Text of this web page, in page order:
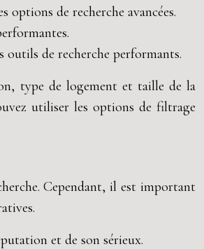
options de recherche avancées.
outils de recherche performants.
type de logement et taille de la
utiliser les options de filtrage
Cependant, il est important
et de son sérieux.